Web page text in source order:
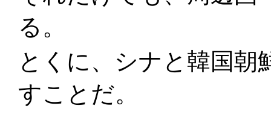
る。
とくに、シナと韓国朝
すことだ。